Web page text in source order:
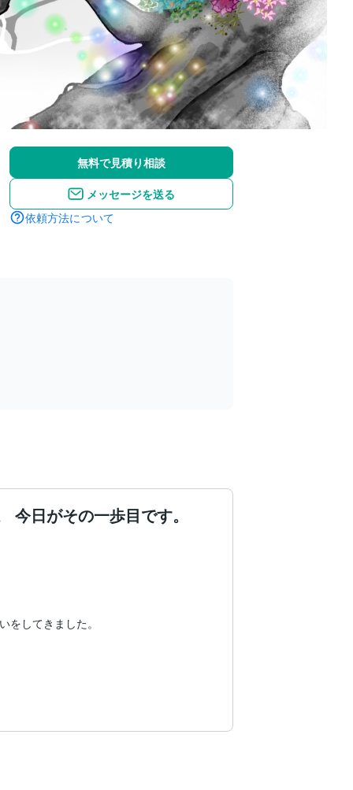
無料で見積り相談
メッセージを送る
依頼方法について
今日がその一歩目です。
してきました。